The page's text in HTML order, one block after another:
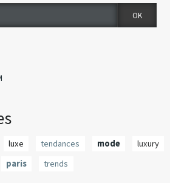
luxe tendances mode
luxury
paris trends